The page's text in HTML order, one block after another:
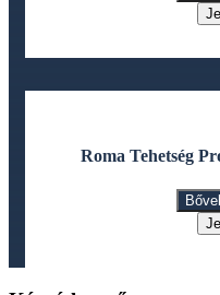
Roma Tehetség